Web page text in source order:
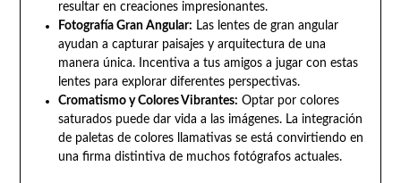
resultar en creaciones impresionantes.
Fotografía Gran Angular: Las lentes de gran angular
ayudan a capturar paisajes y arquitectura de una
manera única. Incentiva a tus amigos a jugar con estas
lentes para explorar diferentes perspectivas.
Cromatismo y Colores Vibrantes: Optar por colores
saturados puede dar vida a las imágenes. La integración
de paletas de colores llamativas se está convirtiendo en
una firma distintiva de muchos fotógrafos actuales.